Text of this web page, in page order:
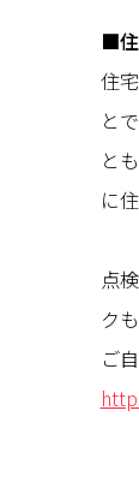
■住
住
と
と
に
点
ク
ご